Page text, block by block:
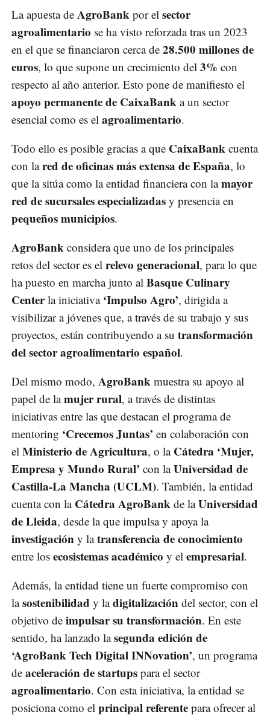
La apuesta de AgroBank por el sector
agroalimentario se ha visto reforzada tras un 2023
en el que se financiaron cerca de 28.500 millones de
euros, lo que supone un crecimiento del 3% con
respecto al año anterior. Esto pone de manifiesto el
apoyo permanente de CaixaBank a un sector
esencial como es el agroalimentario.
Todo ello es posible gracias a que CaixaBank cuenta
con lared de oficinas más extensa de España, lo
que la sitúa como la entidad financiera con lamayor
red de sucursales especializadas y presencia en
pequeños municipios.
AgroBank considera que uno de los principales
retos del sector es el relevo generacional, para lo que
ha puesto en marcha junto al Basque Culinary
Centerla iniciativa ‘Impulso Agro’, dirigida a
visibilizar a jóvenes que, a través de su trabajo y sus
proyectos, están contribuyendo a su transformación
del sector agroalimentario español.
Del mismo modo, AgroBank muestra su apoyo al
papel de lamujer rural, a través de distintas
iniciativas entre las que destacan el programa de
mentoring ‘Crecemos Juntas’ en colaboración con
el Ministerio de Agricultura, o la Cátedra ‘Mujer,
Empresa y Mundo Rural’ con laUniversidad de
Castilla-La Mancha (UCLM). También, la entidad
cuenta con la Cátedra AgroBank de laUniversidad
de Lleida, desde la que impulsa y apoya la
investigación y latransferencia de conocimiento
entre los ecosistemas académico y el empresarial.
Además, la entidad tiene un fuerte compromiso con
lasostenibilidad y ladigitalización del sector, con el
objetivo de impulsar su transformación. En este
sentido, ha lanzado lasegunda edición de
‘AgroBank Tech Digital INNovation’, un programa
de aceleración de startups para el sector
agroalimentario. Con esta iniciativa, la entidad se
posiciona como el principal referente para ofrecer al